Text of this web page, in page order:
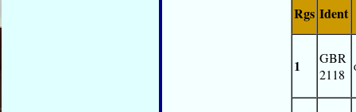
Rgs Ident
1
GBR
2118